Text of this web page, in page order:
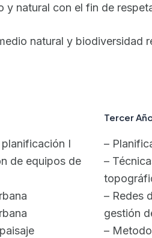
natural con el fin de
natural y biodiversidad
I
de equipos de
Tercer
–
–
– Redes
gestión
–